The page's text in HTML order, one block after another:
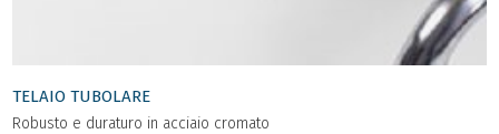
TELAIO TUBOLARE
Robusto e duraturo in acciaio cromato